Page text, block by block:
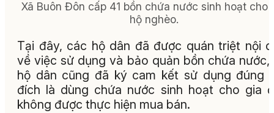
Xã Buôn Đôn cấp 41 bồn chứa nước sinh hoạt cho
hộ nghèo.
Tại đây, các hộ dân đã được quán triệt nội
về việc sử dụng và bảo quản bồn chứa nước,
hộ dân cũng đã ký cam kết sử dụng đúng
đích là dùng chứa nước sinh hoạt cho gia
không được thực hiện mua bán.